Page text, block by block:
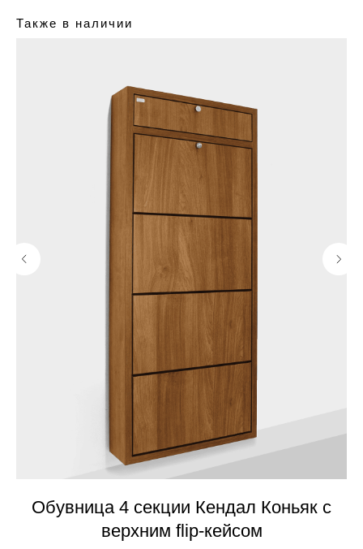
Также в наличии
Обувница 4 секции Кендал Коньяк с
верхним flip-кейсом